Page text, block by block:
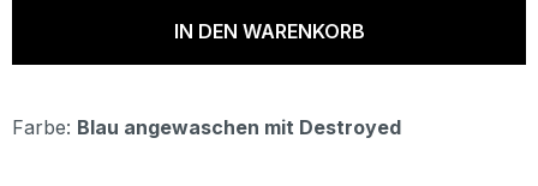
IN DEN WARENKORB
Farbe: Blau angewaschen mit Destroyed